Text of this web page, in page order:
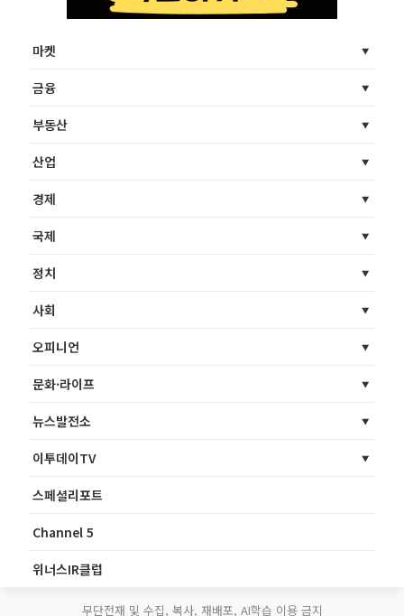
마켓
금융
부동산
산업
경제
국제
정치
사회
오피니언
문화·라이프
뉴스발전소
이투데이TV
스페셜리포트
Channel 5
위너스IR클럽
무단전재 및 수집, 복사, 재배포, AI학습 이용 금지